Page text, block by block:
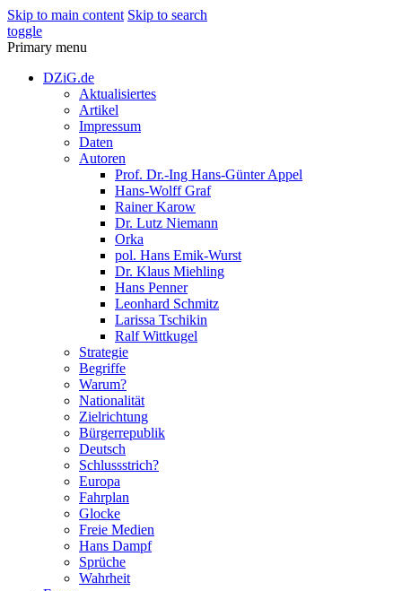
Skip to main content Skip to search
toggle
Primary menu
DZiG.de
Aktualisiertes
Artikel
Impressum
Daten
Autoren
Prof. Dr.-Ing Hans-Günter Appel
Hans-Wolff Graf
Rainer Karow
Dr. Lutz Niemann
Orka
pol. Hans Emik-Wurst
Dr. Klaus Miehling
Hans Penner
Leonhard Schmitz
Larissa Tschikin
Ralf Wittkugel
Strategie
Begriffe
Warum?
Nationalität
Zielrichtung
Bürgerrepublik
Deutsch
Schlussstrich?
Europa
Fahrplan
Glocke
Freie Medien
Hans Dampf
Sprüche
Wahrheit